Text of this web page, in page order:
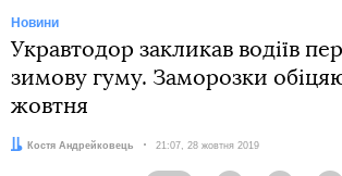
Новини
Укравтодор закликав водіїв
зимову гуму. Заморозки
жовтня
Автор:Костя Андрейковець Дата:
21:07, 28 жовтня 2019